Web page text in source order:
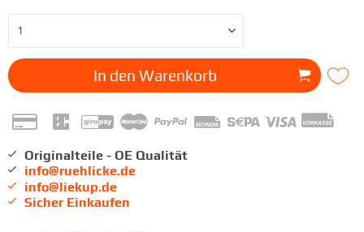
In den Warenkorb
Originalteile - OE Qualität
info@ruehlicke.de
info@liekup.de
Sicher Einkaufen